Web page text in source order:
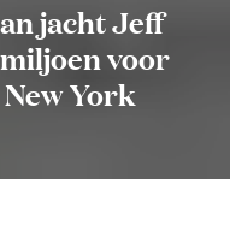
jacht Jeff
voor
York